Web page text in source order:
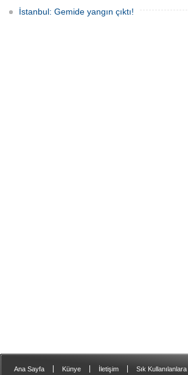
İstanbul: Gemide yangın çıktı!
Ana Sayfa Künye İletişim Sık